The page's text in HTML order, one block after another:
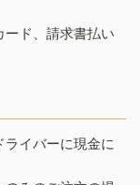
ード、請求書払い
イバーに現金に